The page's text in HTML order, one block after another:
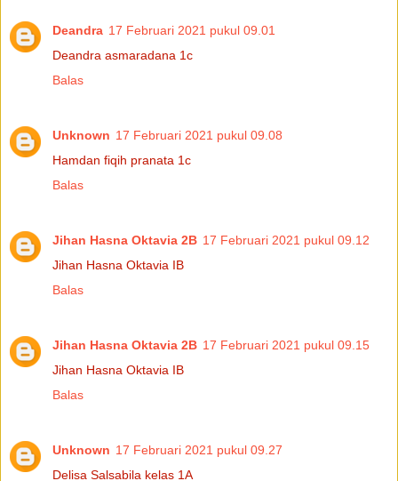
Deandra 17 Februari 2021 pukul 09.01
Deandra asmaradana 1c
Balas
Unknown 17 Februari 2021 pukul 09.08
Hamdan fiqih pranata 1c
Balas
Jihan Hasna Oktavia 2B 17 Februari 2021 pukul 09.12
Jihan Hasna Oktavia IB
Balas
Jihan Hasna Oktavia 2B 17 Februari 2021 pukul 09.15
Jihan Hasna Oktavia IB
Balas
Unknown 17 Februari 2021 pukul 09.27
Delisa Salsabila kelas 1A